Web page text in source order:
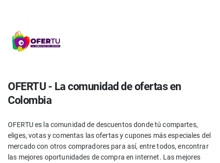
OFERTU - La comunidad de ofertas en
Colombia
OFERTU es la comunidad de descuentos donde tú compartes,
eliges, votas y comentas las ofertas y cupones más especiales del
mercado con otros compradores para así, entre todos, encontrar
las mejores oportunidades de compra en internet. Las mejores